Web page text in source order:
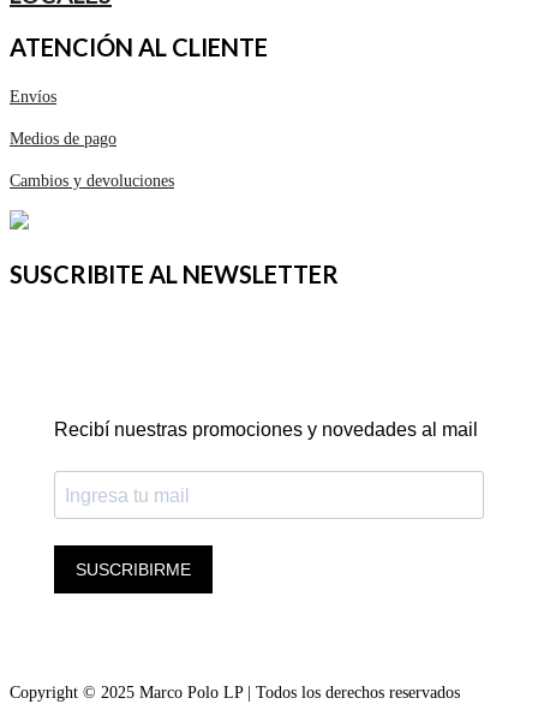
ATENCIÓN AL CLIENTE
Envíos
Medios de pago
Cambios y devoluciones
SUSCRIBITE AL NEWSLETTER
Recibí nuestras promociones y novedades al mail
SUSCRIBIRME
Copyright © 2025 Marco Polo LP | Todos los derechos reservados